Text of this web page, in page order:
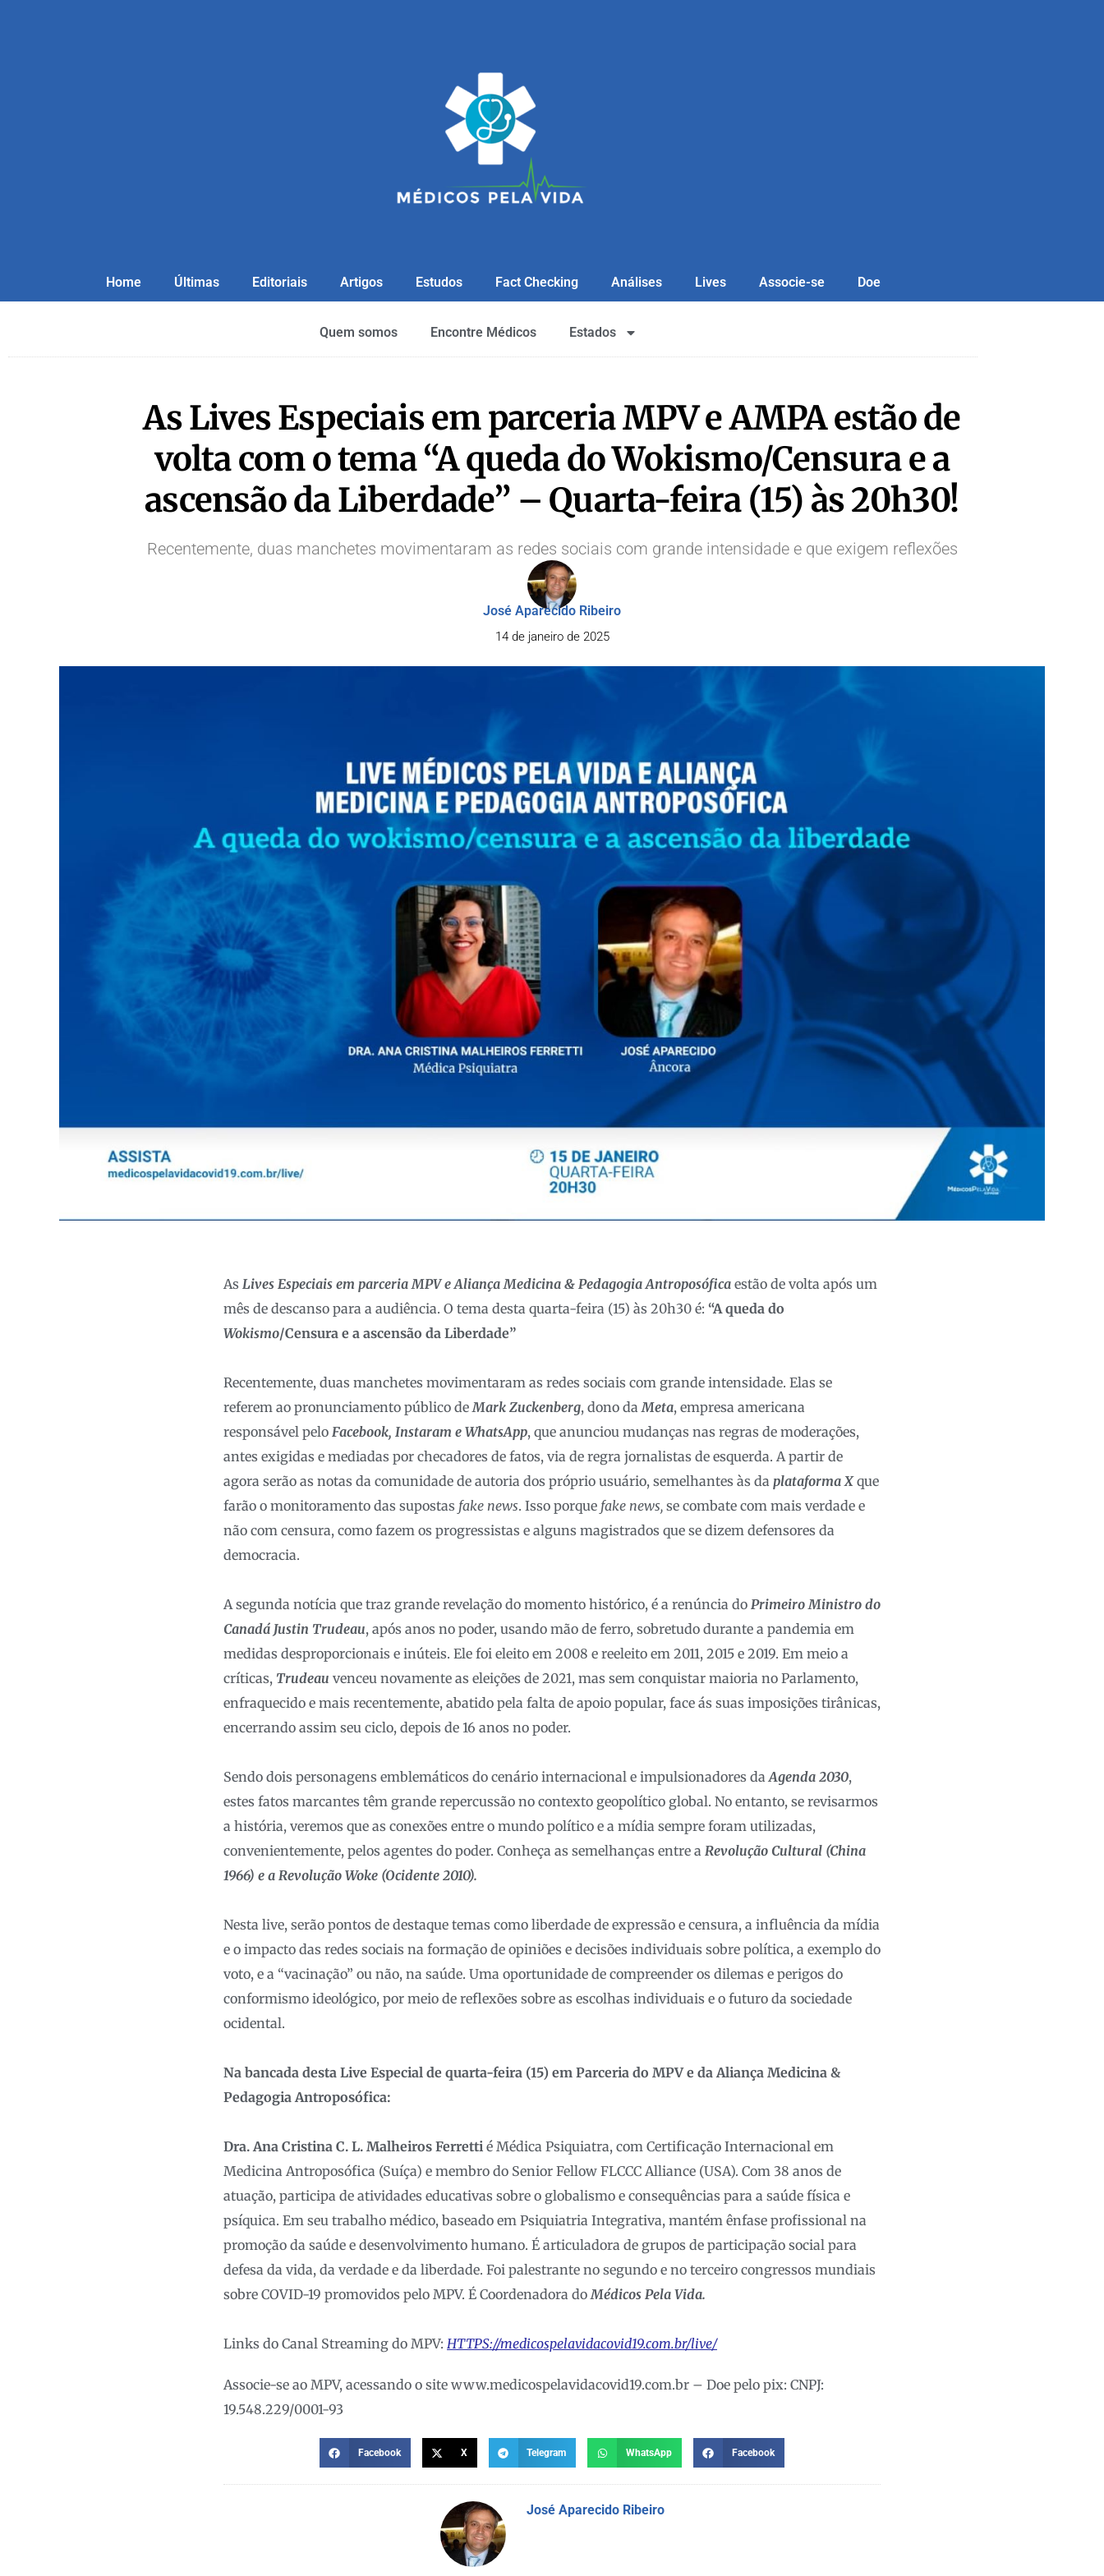
Home Últimas Editoriais Artigos Estudos Fact Checking Análises Lives Associe-se Doe
Quem somos Encontre Médicos Estados
As Lives Especiais em parceria MPV e AMPA estão de
volta com o tema “A queda do Wokismo/Censura e a
ascensão da Liberdade” – Quarta-feira (15) às 20h30!
Recentemente, duas manchetes movimentaram as redes sociais com grande intensidade e que exigem reflexões
José Aparecido Ribeiro
14 de janeiro de 2025
As Lives Especiais em parceria MPV e Aliança Medicina & Pedagogia Antroposófica estão de volta após um
mês de descanso para a audiência. O tema desta quarta-feira (15) às 20h30 é: “A queda do
Wokismo/Censura e a ascensão da Liberdade”
Recentemente, duas manchetes movimentaram as redes sociais com grande intensidade. Elas se
referem ao pronunciamento público deMark Zuckenberg, dono daMeta, empresa americana
responsável pelo Facebook, Instaram e WhatsApp, que anunciou mudanças nas regras de moderações,
antes exigidas e mediadas por checadores de fatos, via de regra jornalistas de esquerda. A partir de
agora serão as notas da comunidade de autoria dos próprio usuário, semelhantes às da plataforma Xque
farão o monitoramento das supostas fake news. Isso porque fake news, se combate com mais verdade e
não com censura, como fazem os progressistas e alguns magistrados que se dizem defensores da
democracia.
A segunda notícia que traz grande revelação do momento histórico, é a renúncia do Primeiro Ministro do
Canadá Justin Trudeau, após anos no poder, usando mão de ferro, sobretudo durante a pandemia em
medidas desproporcionais e inúteis. Ele foi eleito em 2008 e reeleito em 2011, 2015 e 2019. Em meio a
críticas, Trudeau venceu novamente as eleições de 2021, mas sem conquistar maioria no Parlamento,
enfraquecido e mais recentemente, abatido pela falta de apoio popular, face ás suas imposições tirânicas,
encerrando assim seu ciclo, depois de 16 anos no poder.
Sendo dois personagens emblemáticos do cenário internacional e impulsionadores daAgenda 2030,
estes fatos marcantes têm grande repercussão no contexto geopolítico global. No entanto, se revisarmos
a história, veremos que as conexões entre o mundo político e a mídia sempre foram utilizadas,
convenientemente, pelos agentes do poder. Conheça as semelhanças entre a Revolução Cultural (China
1966) e a Revolução Woke (Ocidente 2010).
Nesta live, serão pontos de destaque temas como liberdade de expressão e censura, a influência da mídia
e o impacto das redes sociais na formação de opiniões e decisões individuais sobre política, a exemplo do
voto, e a “vacinação” ou não, na saúde. Uma oportunidade de compreender os dilemas e perigos do
conformismo ideológico, por meio de reflexões sobre as escolhas individuais e o futuro da sociedade
ocidental.
Na bancada desta Live Especial de quarta-feira (15) em Parceria do MPV e da Aliança Medicina &
Pedagogia Antroposófica:
Dra. Ana Cristina C. L. Malheiros Ferretti é Médica Psiquiatra, com Certificação Internacional em
Medicina Antroposófica (Suíça) e membro do Senior Fellow FLCCC Alliance (USA). Com 38 anos de
atuação, participa de atividades educativas sobre o globalismo e consequências para a saúde física e
psíquica. Em seu trabalho médico, baseado em Psiquiatria Integrativa, mantém ênfase profissional na
promoção da saúde e desenvolvimento humano. É articuladora de grupos de participação social para
defesa da vida, da verdade e da liberdade. Foi palestrante no segundo e no terceiro congressos mundiais
sobre COVID-19 promovidos pelo MPV. É Coordenadora doMédicos Pela Vida.
Links do Canal Streaming do MPV: HTTPS://medicospelavidacovid19.com.br/live/
Associe-se ao MPV, acessando o site www.medicospelavidacovid19.com.br – Doe pelo pix: CNPJ:
19.548.229/0001-93
Facebook X Telegram WhatsApp Facebook
José Aparecido Ribeiro